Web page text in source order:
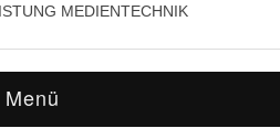
MEDIENTECHNIK
Menü